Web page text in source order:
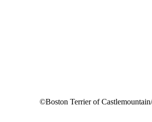
©Boston Terrier of